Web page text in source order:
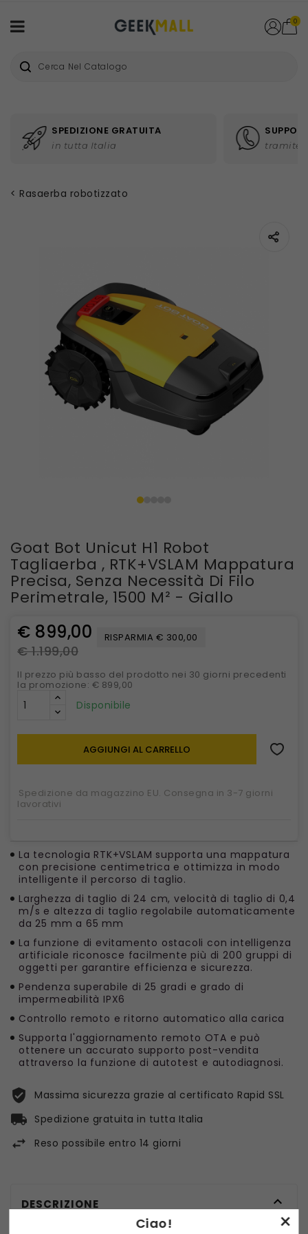
0
SPEDIZIONE GRATUITA
in tutta Italia tramite
Rasaerba robotizzato
Goat Bot Unicut H1 Robot
Tagliaerba , RTK+VSLAM Mappatura
Precisa, Senza Necessità Di Filo
Perimetrale, 1500 M² - Giallo
€ 899,00
€ 1.199,00
RISPARMIA € 300,00
Il prezzo più basso del prodotto nei 30 giorni precedenti
la promozione: € 899,00
Disponibile
AGGIUNGI AL CARRELLO
Spedizione da magazzino EU. Consegna in 3-7 giorni
lavorativi
La tecnologia RTK+VSLAM supporta una mappatura
con precisione centimetrica e ottimizza in modo
intelligente il percorso di taglio.
Larghezza di taglio di 24 cm, velocità di taglio di 0,4
m/s e altezza di taglio regolabile automaticamente
da 25 mm a 65 mm
La funzione di evitamento ostacoli con intelligenza
artificiale riconosce facilmente più di 200 gruppi di
oggetti per garantire efficienza e sicurezza.
Pendenza superabile di 25 gradi e grado di
impermeabilità IPX6
Controllo remoto e ritorno automatico alla carica
Supporta l'aggiornamento remoto OTA e può
ottenere un accurato supporto post-vendita
attraverso la funzione di autotest e autodiagnosi.
Massima sicurezza grazie al certificato Rapid SSL
Spedizione gratuita in tutta Italia
Reso possibile entro 14 giorni
DESCRIZIONE 
×
Ciao!